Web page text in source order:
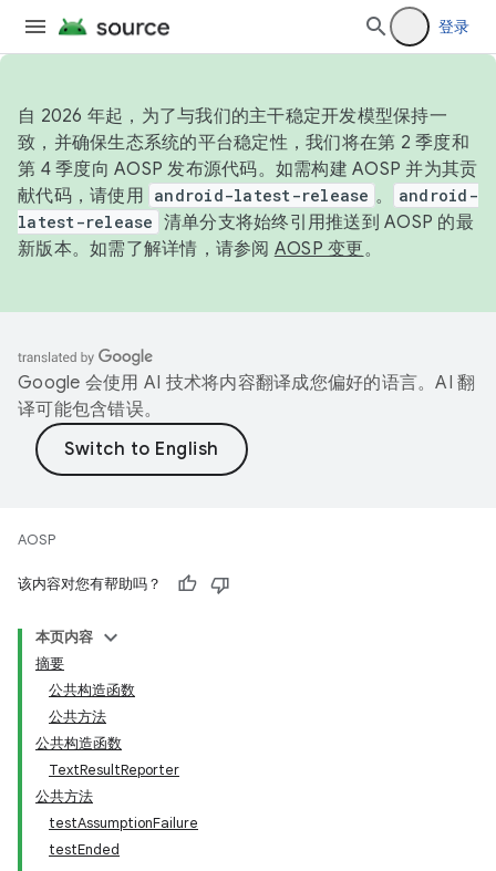
登录
自 2026 年起，为了与我们的主干稳定开发模型保持一
致，并确保生态系统的平台稳定性，我们将在第 2 季度和
第 4 季度向 AOSP 发布源代码。如需构建 AOSP 并为其贡
献代码，请使用 android-latest-release 。
android-
latest-release 清单分支将始终引用推送到 AOSP 的最
新版本。如需了解详情，请参阅 AOSP 变更。
Google 会使用 AI 技术将内容翻译成您偏好的语言。AI 翻
译可能包含错误。
AOSP
该内容对您有帮助吗？
本页内容
摘要
公共构造函数
公共方法
公共构造函数
TextResultReporter
公共方法
testAssumptionFailure
testEnded